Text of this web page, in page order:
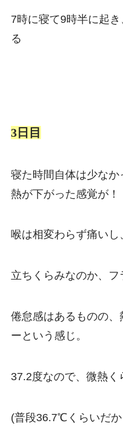
7時に寝て9時半に起
る
3日目
寝た時間自体は少な
熱が下がった感覚が！
喉は相変わらず痛いし
立ちくらみなのか、フ
倦怠感はあるものの
ーという感じ。
37.2度なので、微熱く
(普段36.7℃くらいだ